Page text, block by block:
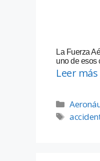
La Fuerza
uno de esos
Leer más